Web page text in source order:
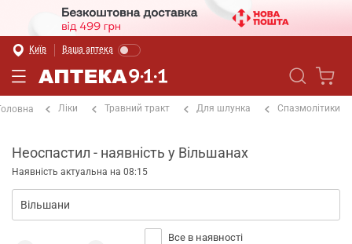
Київ Ваша аптека
Ліки Травний тракт Для шлунка Спазмолітики
Неоспастил - наявність у Вільшанах
Наявність актуальна на 08:15
Все в наявності